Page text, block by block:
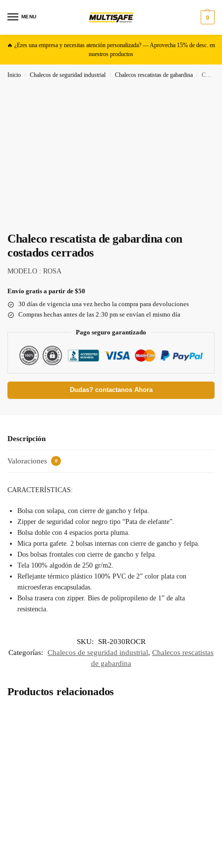
MENU 0
🔥 ¿Eres una empresa y necesitas atención personalizada? — Aprovecha 15% de desc. en
nuestros productos
Inicio / Chalecos de seguridad industrial / Chalecos rescatistas de gabardina / Chaleco rescatista de gabardina con costados cerrados
Chaleco rescatista de gabardina con
costados cerrados
MODELO : ROSA
Envío gratis a partir de $50
30 días de vigencia una vez hecho la compra para devoluciones
Compras hechas antes de las 2:30 pm se envían el mismo día
Pago seguro garantizado
Dudas? contactanos Ahora
Descripción
Valoraciones 0
CARACTERÍSTICAS:
Bolsa con solapa, con cierre de gancho y felpa.
Zipper de seguridad color negro tipo “Pata de elefante”.
Bolsa doble con 4 espacios porta pluma.
Mica porta gafete. 2 bolsas internas con cierre de gancho y felpa.
Dos bolsas frontales con cierre de gancho y felpa.
Tela 100% algodón de 250 gr/m2.
Reflejante térmico plástico 100% PVC de 2” color plata con
microesferas encapsuladas.
Bolsa trasera con zipper. Bies de polipropileno de 1” de alta
resistencia.
SKU:
SR-2030ROCR
Categorías:
Chalecos de seguridad industrial, Chalecos rescatistas
de gabardina
Productos relacionados